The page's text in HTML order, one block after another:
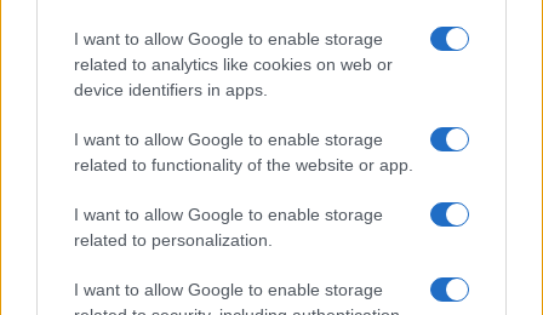
I want to allow Google to enable storage
related to analytics like cookies on web or
device identifiers in apps.
I want to allow Google to enable storage
related to functionality of the website or app.
I want to allow Google to enable storage
related to personalization.
I want to allow Google to enable storage